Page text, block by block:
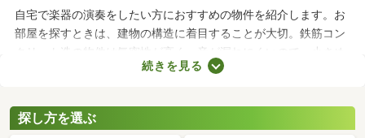
自宅で楽器の演奏をしたい方におすすめの物件を紹介します。お
部屋を探すときは、建物の構造に着目することが大切。鉄筋コン
クリート造の物件は気密性が高く、音が漏れにくいので、小さめ
の音で演奏すればトラブルになりにくいでしょう。物件によって
くことがおすすめです。
続きを見る
探し方を選ぶ